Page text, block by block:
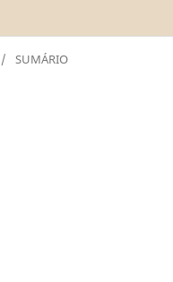
/ SUMÁRIO